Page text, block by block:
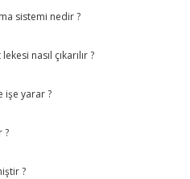
sistemi nedir ?
nasıl çıkarılır ?
işe yarar ?
?
?